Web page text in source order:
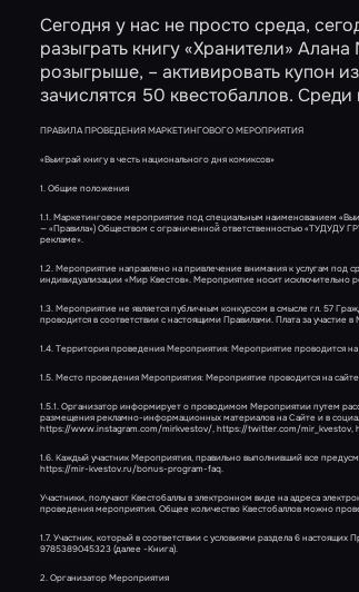
Сегодня у нас не просто среда,
разыграть книгу «Хранители»
розыгрыше, – активировать купон
зачислятся 50 квестобаллов.
ПРАВИЛА ПРОВЕДЕНИЯ МАРКЕТИНГОВОГО МЕРОПРИЯТИЯ
«Выиграй книгу в честь национального дня комиксов»
1. Общие положения
1.1. Маркетинговое мероприятие под специальным наименованием
— «Правила») Обществом с ограниченной̆ ответственностью «ТУДУДУ
рекламе».
1.2. Мероприятие направлено на привлечение внимания к услугам под
индивидуализации «Мир Квестов». Мероприятие носит исключительно
1.3. Мероприятие не является публичным конкурсом в смысле гл. 57
проводится в соответствии с настоящими Правилами. Плата за
1.4. Территория проведения Мероприятия: Мероприятие проводится
1.5. Место проведения Мероприятия: Мероприятие проводится на
1.5.1. Организатор информирует о проводимом Мероприятии путем
размещения рекламно-информационных материалов на Сайте и в
https://www.instagram.com/mirkvestov/, https://twitter.com/
1.6. Каждый участник Мероприятия, правильно выполнивший все
https://mir-kvestov.ru/bonus-program-faq.
Участники, получают Квестобаллы в электронном виде на адреса
проведения мероприятия. Общее количество Квестобаллов можно
1.7. Участник, который в соответствии с условиями раздела 6
9785389045323 (далее -Книга).
2. Организатор Мероприятия